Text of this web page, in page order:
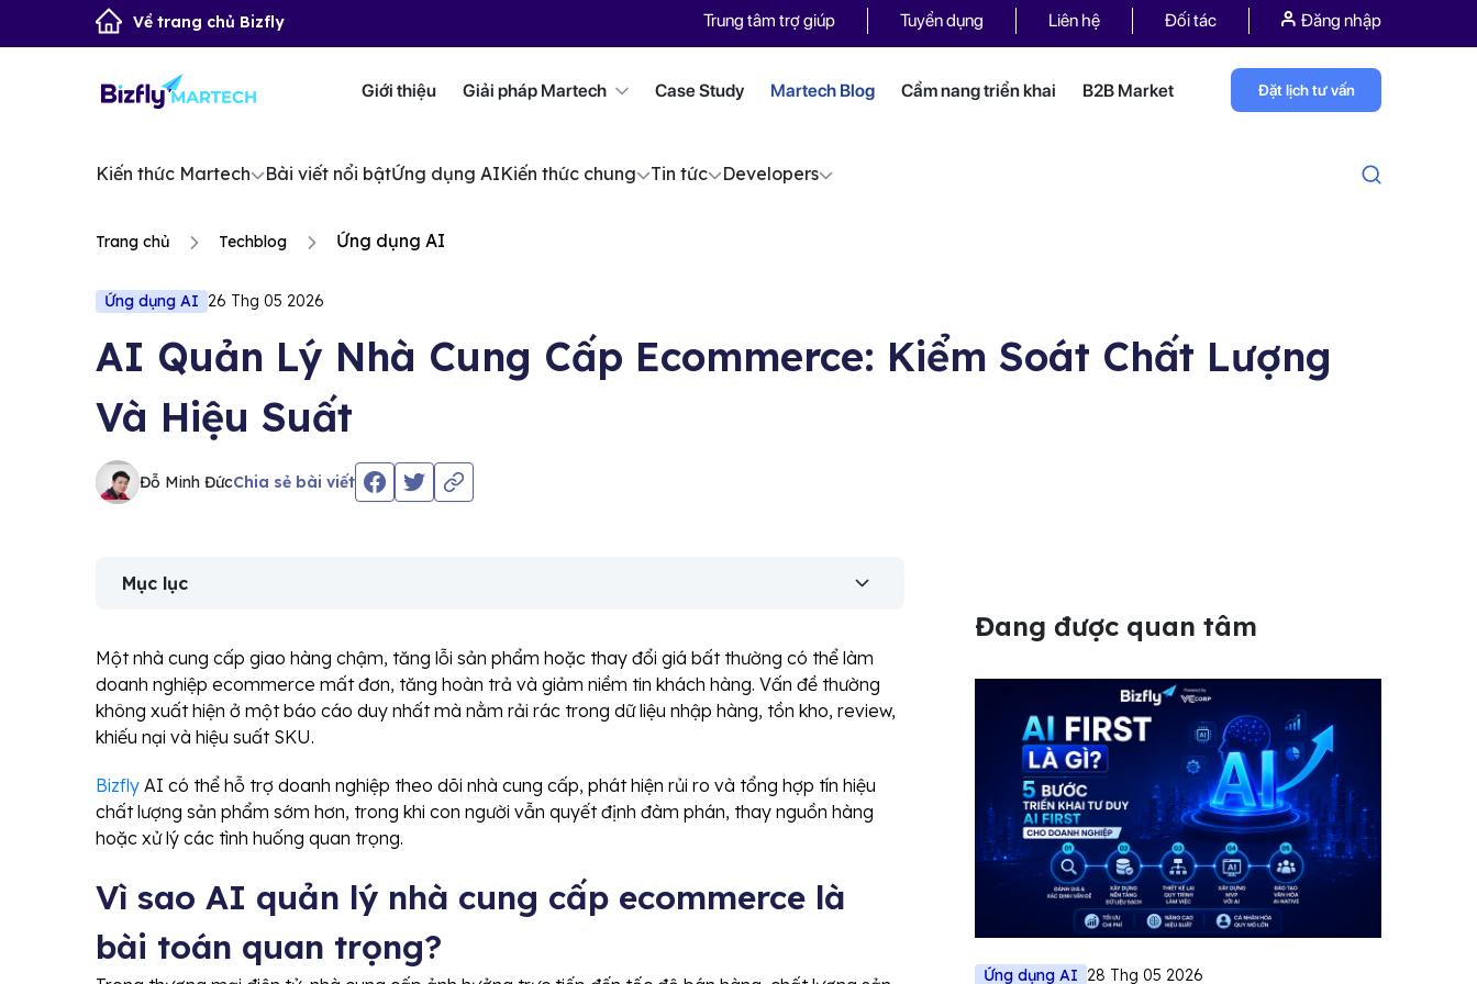
Về trang chủ Bizfly Trung tâm trợ giúp Tuyển dụng Liên hệ Đối tác Đăng nhập
Giới thiệu Giải pháp Martech Case Study Martech Blog Cẩm nang triển khai B2B Market Đặt lịch tư vấn
Kiến thức Martech Bài viết nổi bậtỨng dụng AIKiến thức chung Tin tức Developers
Trang chủ Techblog Ứng dụng AI
Ứng dụng AI 26 Thg 05 2026
AI Quản Lý Nhà Cung Cấp Ecommerce: Kiểm Soát Chất Lượng
Và Hiệu Suất
Đỗ Minh ĐứcChia sẻ bài viết
Mục lục
Một nhà cung cấp giao hàng chậm, tăng lỗi sản phẩm hoặc thay đổi giá bất thường có thể làm
doanh nghiệp ecommerce mất đơn, tăng hoàn trả và giảm niềm tin khách hàng. Vấn đề thường
không xuất hiện ở một báo cáo duy nhất mà nằm rải rác trong dữ liệu nhập hàng, tồn kho, review,
khiếu nại và hiệu suất SKU.
Bizfly AI có thể hỗ trợ doanh nghiệp theo dõi nhà cung cấp, phát hiện rủi ro và tổng hợp tín hiệu
chất lượng sản phẩm sớm hơn, trong khi con người vẫn quyết định đàm phán, thay nguồn hàng
hoặc xử lý các tình huống quan trọng.
Vì sao AI quản lý nhà cung cấp ecommerce là
bài toán quan trọng?
Đang được quan tâm
Ứng dụng AI 28 Thg 05 2026